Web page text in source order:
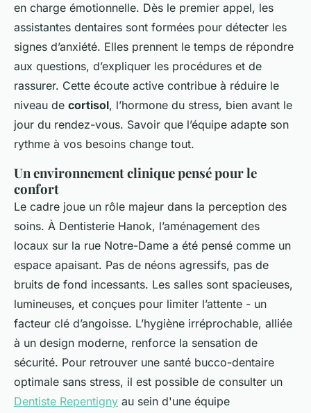
en charge émotionnelle. Dès le premier appel, les
assistantes dentaires sont formées pour détecter les
signes d’anxiété. Elles prennent le temps de répondre
aux questions, d’expliquer les procédures et de
rassurer. Cette écoute active contribue à réduire le
niveau de cortisol, l’hormone du stress, bien avant le
jour du rendez-vous. Savoir que l’équipe adapte son
rythme à vos besoins change tout.
Un environnement clinique pensé pour le
confort
Le cadre joue un rôle majeur dans la perception des
soins. À Dentisterie Hanok, l’aménagement des
locaux sur la rue Notre-Dame a été pensé comme un
espace apaisant. Pas de néons agressifs, pas de
bruits de fond incessants. Les salles sont spacieuses,
lumineuses, et conçues pour limiter l’attente - un
facteur clé d’angoisse. L’hygiène irréprochable, alliée
à un design moderne, renforce la sensation de
sécurité. Pour retrouver une santé bucco-dentaire
optimale sans stress, il est possible de consulter un
Dentiste Repentigny au sein d'une équipe